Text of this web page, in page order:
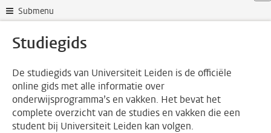
Submenu
Studiegids
De studiegids van Universiteit Leiden is de officiële
online gids met alle informatie over
onderwijsprogramma’s en vakken. Het bevat het
complete overzicht van de studies en vakken die een
student bij Universiteit Leiden kan volgen.